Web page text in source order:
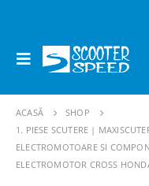
ACASĂ
SHOP
1. PIESE SCUTERE |
ELECTROMOTOARE SI
ELECTROMOTOR CROSS